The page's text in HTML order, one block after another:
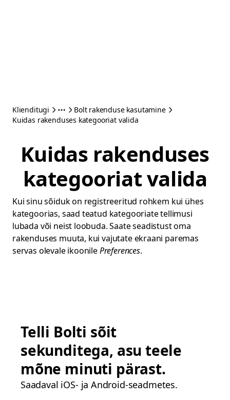
Klienditugi
Bolt rakenduse kasutamine
Kuidas rakenduses kategooriat valida
Kuidas rakenduses
kategooriat valida
Kui sinu sõiduk on registreeritud rohkem kui ühes
kategoorias, saad teatud kategooriate tellimusi
lubada või neist loobuda. Saate seadistust oma
rakenduses muuta, kui vajutate ekraani paremas
servas olevale ikoonilePreferences.
Telli Bolti sõit
sekunditega, asu teele
mõne minuti pärast.
Saadaval iOS- ja Android-seadmetes.